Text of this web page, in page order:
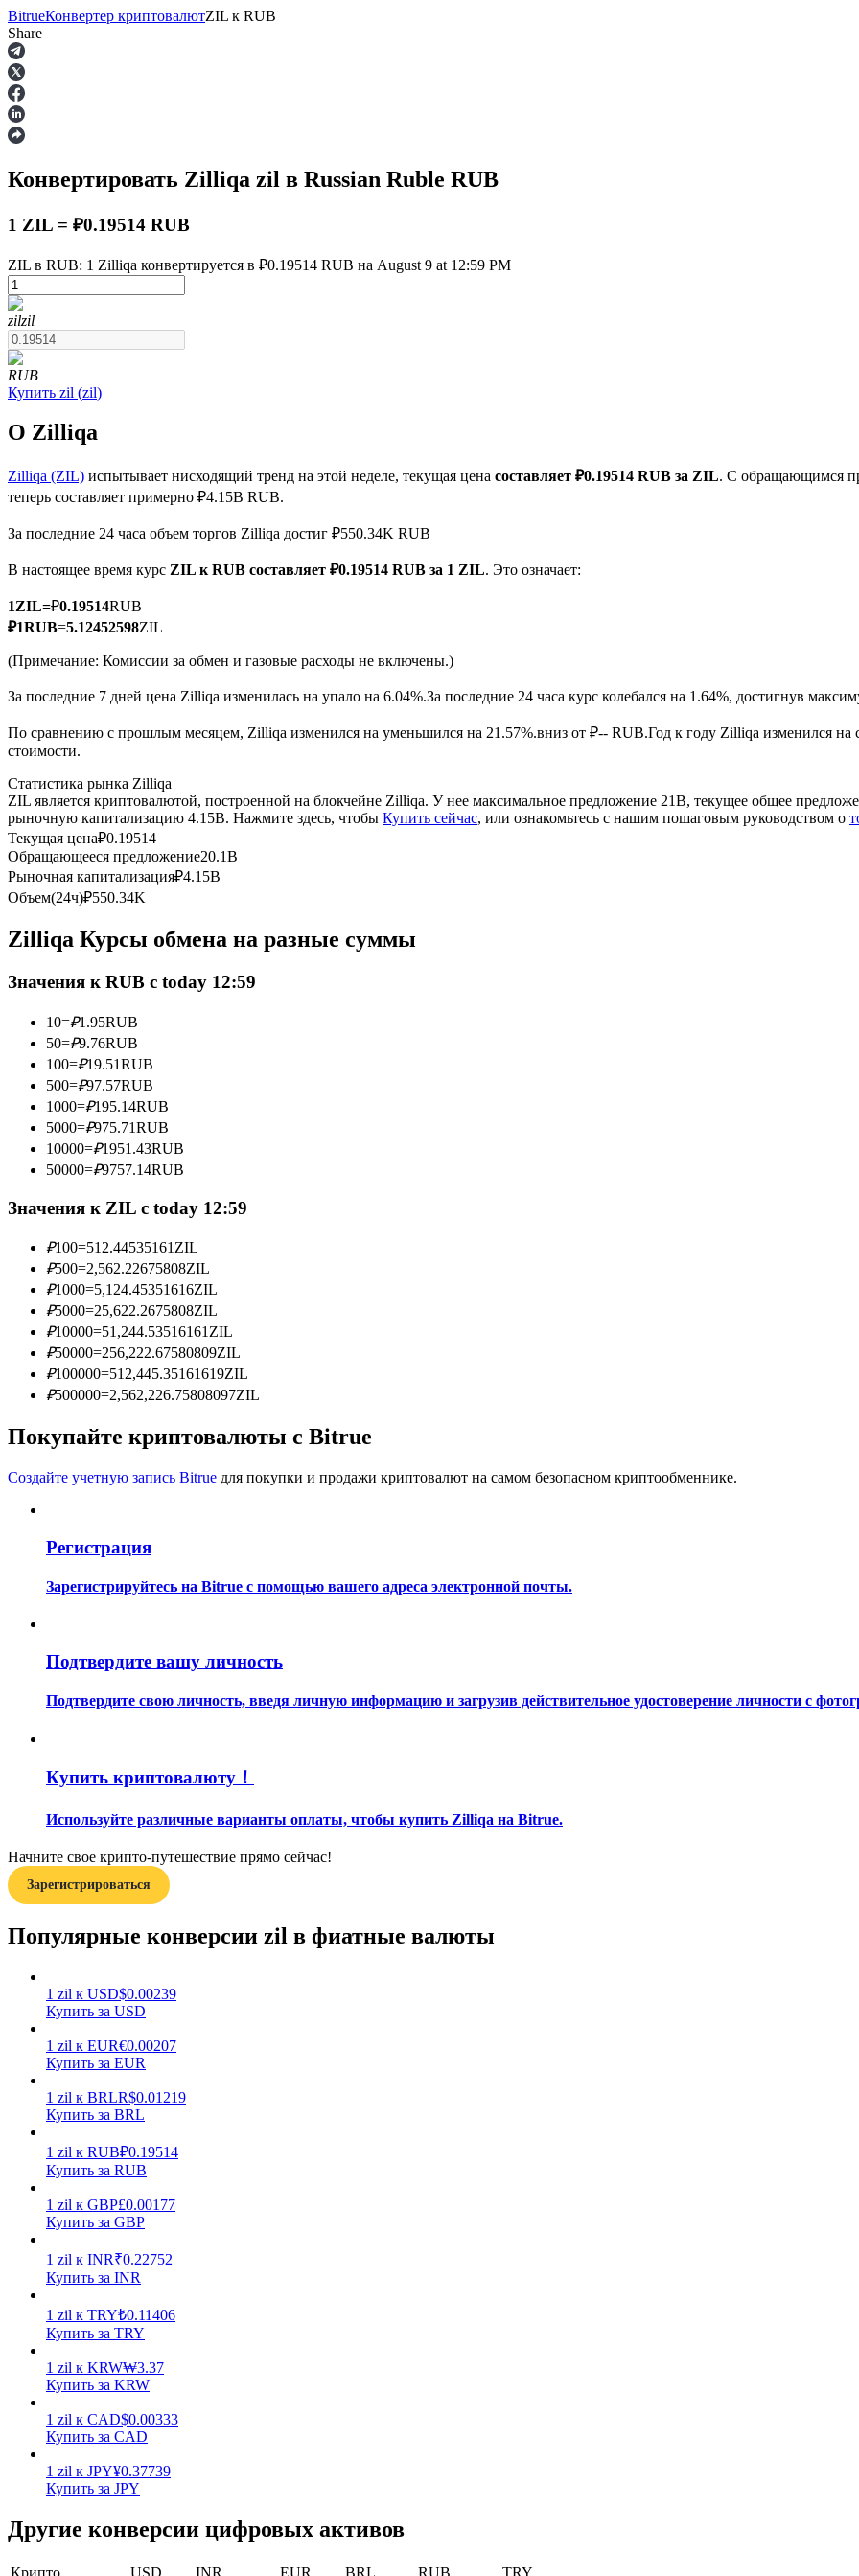
Фьючерсы
TradFi
USDC фьючерсы
Фьючерсы с использованием USDC в качестве обеспечения
Копирование торговли
Присоединяйтесь к лучшим трейдерам
Станьте копи-трейдером
Наслаждайтесь распределением прибыли и комиссиями за копи-трейдинг
Руководство для начинающих по фьючерсам
Торговые стратегии
Узнайте, как оставаться прибыльным
Заработок
Силовая свинья
Получайте конкурентные награды ежедневно
BitrueКонвертер криптовалютZIL к RUB
Share
Конвертировать Zilliqa zil в Russian Ruble RUB
1 ZIL = ₽0.19514 RUB
ZIL в RUB: 1 Zilliqa конвертируется в ₽0.19514 RUB на August 9 at 12:59 PM
zilzil
RUB
Купить zil (zil)
О Zilliqa
Zilliqa (ZIL) испытывает нисходящий тренд на этой неделе, текущая цена составляет ₽0.19514 RUB за ZIL. С обращающимся
теперь составляет примерно ₽4.15B RUB.
За последние 24 часа объем торгов Zilliqa достиг ₽550.34K RUB
В настоящее время курс ZIL к RUB составляет ₽0.19514 RUB за 1 ZIL. Это означает:
1ZIL=₽0.19514RUB
₽1RUB=5.12452598ZIL
(Примечание: Комиссии за обмен и газовые расходы не включены.)
За последние 7 дней цена Zilliqa изменилась на упало на 6.04%.За последние 24 часа курс колебался на 1.64%, достигнув
По сравнению с прошлым месяцем, Zilliqa изменился на уменьшился на 21.57%.вниз от ₽-- RUB.Год к году Zilliqa изменился на
стоимости.
Статистика рынка Zilliqa
ZIL является криптовалютой, построенной на блокчейне Zilliqa. У нее максимальное предложение 21B, текущее общее
рыночную капитализацию 4.15B. Нажмите здесь, чтобы Купить сейчас, или ознакомьтесь с нашим пошаговым руководством о
Текущая цена₽0.19514
Обращающееся предложение20.1B
Рыночная капитализация₽4.15B
Объем(24ч)₽550.34K
Zilliqa Курсы обмена на разные суммы
Значения к RUB с today 12:59
10=₽1.95RUB
50=₽9.76RUB
100=₽19.51RUB
500=₽97.57RUB
1000=₽195.14RUB
5000=₽975.71RUB
10000=₽1951.43RUB
50000=₽9757.14RUB
Значения к ZIL с today 12:59
₽100=512.44535161 ZIL
₽500=2,562.22675808ZIL
₽1000=5,124.45351616ZIL
₽5000=25,622.2675808ZIL
₽10000=51,244.53516161 ZIL
₽50000=256,222.67580809ZIL
₽100000=512,445.35161619ZIL
₽500000=2,562,226.75808097ZIL
Покупайте криптовалюты с Bitrue
Создайте учетную запись Bitrue для покупки и продажи криптовалют на самом безопасном криптообменнике.
Регистрация
Зарегистрируйтесь на Bitrue с помощью вашего адреса электронной почты.
Подтвердите вашу личность
Подтвердите свою личность, введя личную информацию и загрузив действительное удостоверение личности с
Купить криптовалюту！
Используйте различные варианты оплаты, чтобы купить Zilliqa на Bitrue.
Начните свое крипто-путешествие прямо сейчас!
Зарегистрироваться
Популярные конверсии zil в фиатные валюты
1 zil к USD$0.00239
Купить за USD
1 zil к EUR€0.00207
Купить за EUR
1 zil к BRLR$0.01219
Купить за BRL
1 zil к RUB₽0.19514
Купить за RUB
1 zil к GBP£0.00177
Купить за GBP
1 zil к INR₹0.22752
Купить за INR
1 zil к TRY₺0.11406
Купить за TRY
1 zil к KRW₩3.37
Купить за KRW
1 zil к CAD$0.00333
Купить за CAD
1 zil к JPY¥0.37739
Купить за JPY
Другие конверсии цифровых активов
Крипто USD INR EUR BRL RUB
TRY